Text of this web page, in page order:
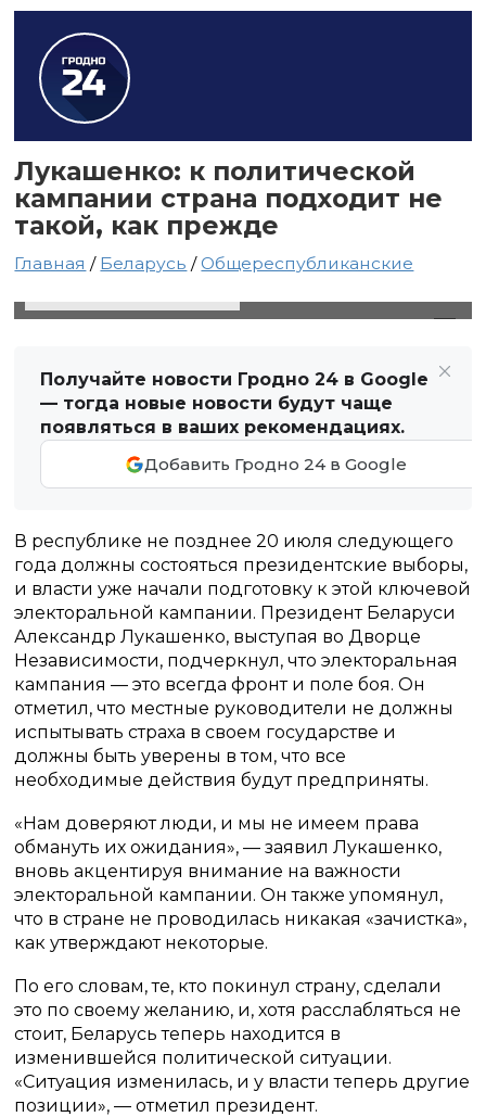
Лукашенко: к политической
кампании страна подходит не
такой, как прежде
Главная / Беларусь /Общереспубликанские
Получайте новости Гродно 24 в Google
— тогда новые новости будут чаще
появляться в ваших рекомендациях.
Добавить Гродно 24 в Google
В республике не позднее 20 июля следующего
года должны состояться президентские выборы,
и власти уже начали подготовку к этой ключевой
электоральной кампании. Президент Беларуси
Александр Лукашенко, выступая во Дворце
Независимости, подчеркнул, что электоральная
кампания — это всегда фронт и поле боя. Он
отметил, что местные руководители не должны
испытывать страха в своем государстве и
должны быть уверены в том, что все
необходимые действия будут предприняты.
«Нам доверяют люди, и мы не имеем права
обмануть их ожидания», — заявил Лукашенко,
вновь акцентируя внимание на важности
электоральной кампании. Он также упомянул,
что в стране не проводилась никакая «зачистка»,
как утверждают некоторые.
По его словам, те, кто покинул страну, сделали
это по своему желанию, и, хотя расслабляться не
стоит, Беларусь теперь находится в
изменившейся политической ситуации.
«Ситуация изменилась, и у власти теперь другие
позиции», — отметил президент.